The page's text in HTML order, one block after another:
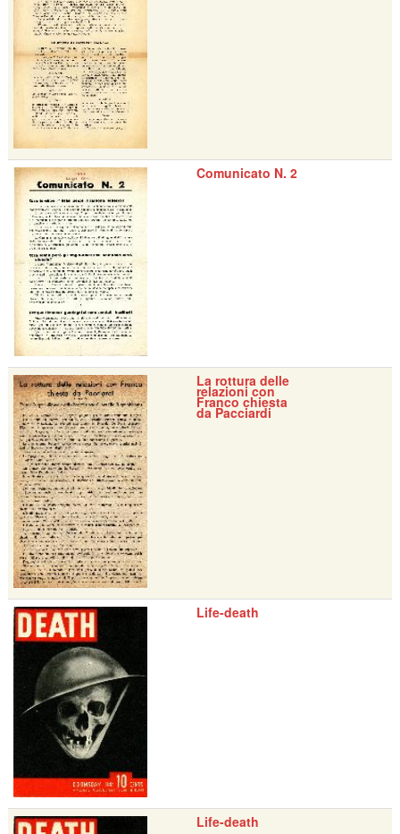
Comunicato N. 2
La rottura delle
relazioni con
Franco chiesta
da Pacciardi
Life-death
Life-death